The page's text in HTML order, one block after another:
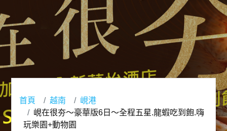
客製服務
會員登入
首頁 越南
峴港
峴在很夯～豪華版6日～全程五星.龍蝦吃到飽.嗨
玩樂園+動物園